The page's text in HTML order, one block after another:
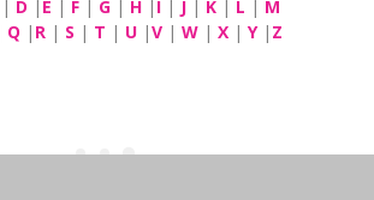
| D | E | F | G | H | I | J | K | L | M
Q | R| S | T | U|V| W| X| Y| Z